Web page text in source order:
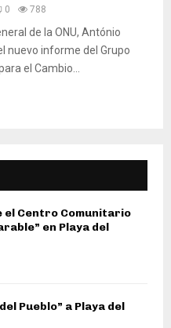
0 788
de la ONU, António
nuevo informe del Grupo
el Cambio...
el Centro Comunitario
en Playa del
Pueblo” a Playa del